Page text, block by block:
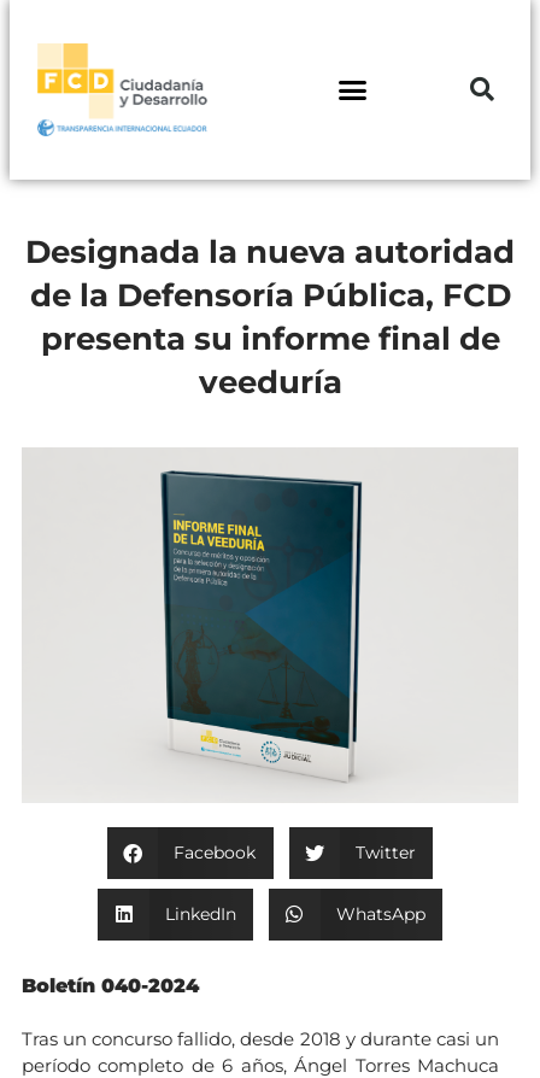
Designada la nueva autoridad
de la Defensoría Pública, FCD
presenta su informe final de
veeduría
Facebook Twitter
LinkedIn WhatsApp
Boletín 040-2024
Tras un concurso fallido, desde 2018 y durante casi un
período completo de 6 años, Ángel Torres Machuca